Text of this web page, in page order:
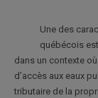
Une des
québécois
dans un contexte
d’accès aux eaux
tributaire de la